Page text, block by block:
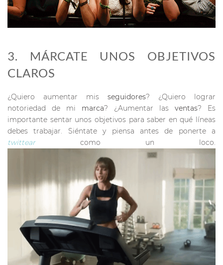
3. MÁRCATE UNOS OBJETIVOS
CLAROS
¿Quiero aumentar mis seguidores? ¿Quiero lograr
notoriedad de mi marca? ¿Aumentar las ventas? Es
importante sentar unos objetivos para saber en qué líneas
debes trabajar. Siéntate y piensa antes de ponerte a
twittear como un loco.